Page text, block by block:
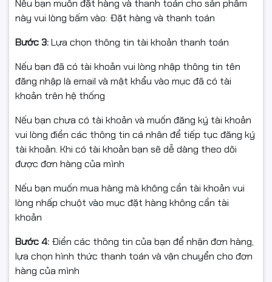
• Dùng cho máy in: HP LaserJet Enterprise 700 M712dn,
M712xh, M725
• Dung lượng in: 10.000 trang A4 với độ phủ 5%
• Tiêu chuẩn chất lượng: Sản xuất theo tiêu chuẩn
OEM, đạt chứng nhận STMC, CE, REACH, ROHS, ISO
9001, ISO 14001
• Sản phẩm được xuất khẩu đến các thị trường như
Mỹ, Canada, Australia, EU, Anh, Nhật Bản, Hàn Quốc,
New Zealand
• Đóng gói an toàn, bảo quản tiện lợi, thân thiện môi
trường
Ưu điểm vượt trội
• Bản in đậm, nét, không bị lem, không trầy xước giấy
Enterprise
• Giúp máy hoạt động ổn định, tăng tuổi thọ linh kiện
• Tiết kiệm tối đa chi phí in ấn – phù hợp cho văn
Nếu bạn muốn đặt hàng và thanh toán cho sản phẩm
này vui lòng bấm vào: Đặt hàng và thanh toán
Bước 3:Lựa chọn thông tin tài khoản thanh toán
Nếu bạn đã có tài khoản vui lòng nhập thông tin tên
đăng nhập là email và mật khẩu vào mục đã có tài
khoản trên hệ thống
Nếu bạn chưa có tài khoản và muốn đăng ký tài khoản
vui lòng điền các thông tin cá nhân để tiếp tục đăng ký
tài khoản. Khi có tài khoản bạn sẽ dễ dàng theo dõi
được đơn hàng của mình
Nếu bạn muốn mua hàng mà không cần tài khoản vui
lòng nhấp chuột vào mục đặt hàng không cần tài
khoản
Bước 4: Điền các thông tin của bạn để nhận đơn hàng,
lựa chọn hình thức thanh toán và vận chuyển cho đơn
hàng của mình